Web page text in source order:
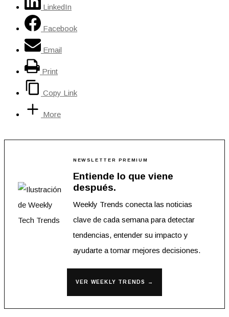
LinkedIn
Facebook
Email
Print
Copy Link
More
NEWSLETTER PREMIUM
Entiende lo que viene
después.
Weekly Trends conecta las noticias
clave de cada semana para detectar
tendencias, entender su impacto y
ayudarte a tomar mejores decisiones.
VER WEEKLY TRENDS →